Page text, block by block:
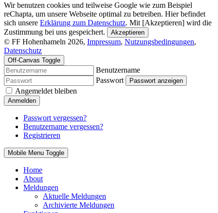
Wir benutzen cookies und teilweise Google wie zum Beispiel
reChapta, um unsere Webseite optimal zu betreiben. Hier befindet
sich unsere Erklärung zum Datenschutz. Mit [Akzeptieren] wird die
Zustimmung bei uns gespeichert.
Akzeptieren
© FF Hohenhameln 2026, Impressum, Nutzungsbedingungen,
Datenschutz
Off-Canvas Toggle
Benutzername
Passwort
Passwort anzeigen
Angemeldet bleiben
Anmelden
Passwort vergessen?
Benutzername vergessen?
Registrieren
Mobile Menu Toggle
Home
About
Meldungen
Aktuelle Meldungen
Archivierte Meldungen